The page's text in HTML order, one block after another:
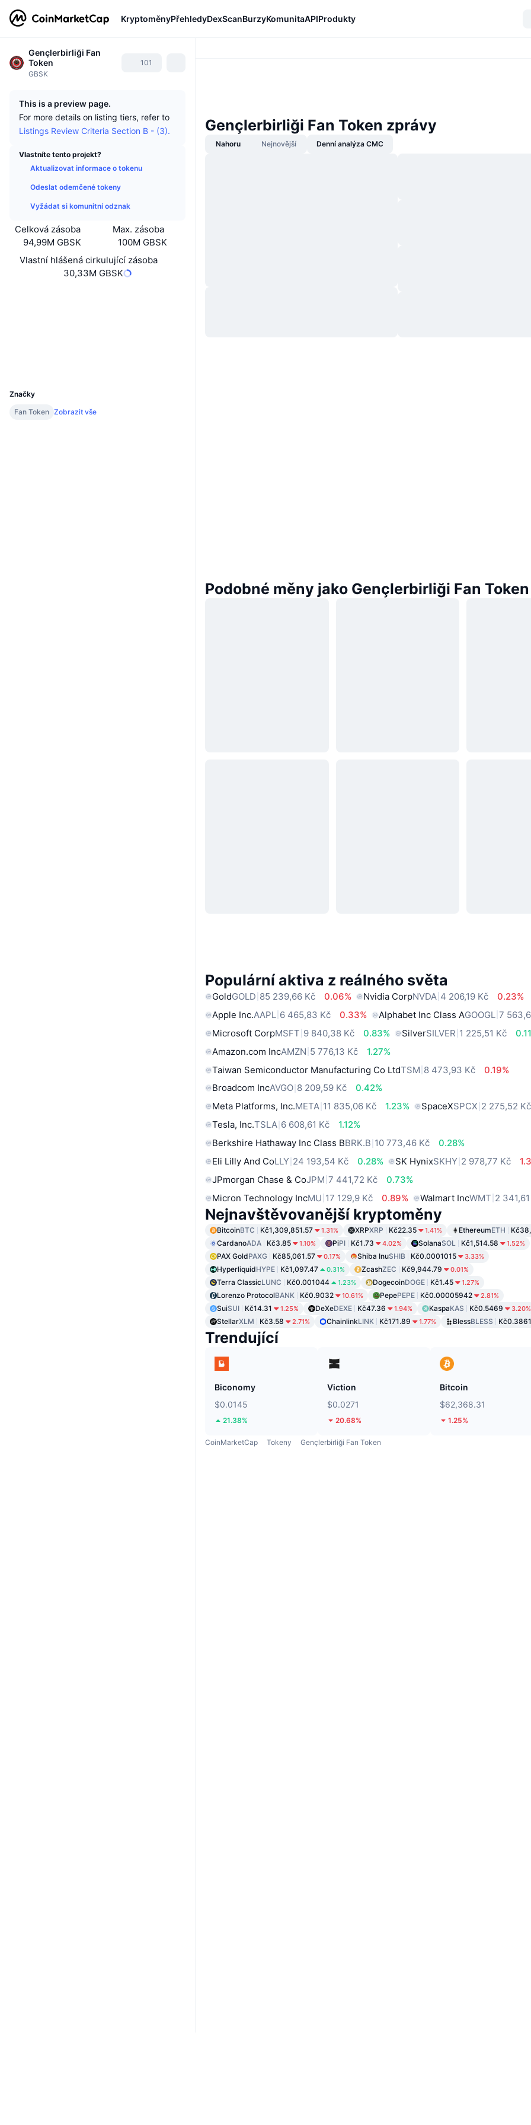
KryptoměnyPřehledyDexScanBurzyKomunitaAPIProdukty
Gençlerbirliği Fan
Token
GBSK
101
This is a preview page.
For more details on listing tiers, refer to
Listings Review Criteria Section B - (3).
Vlastníte tento projekt?
Aktualizovat informace o tokenu
Odeslat odemčené tokeny
Vyžádat si komunitní odznak
Celková zásoba
94,99M GBSK
Max. zásoba
100M GBSK
Vlastní hlášená cirkulující zásoba
30,33M GBSK
Značky
Fan Token Zobrazit vše
Gençlerbirliği Fan Token zprávy
Nahoru Nejnovější Denní analýza CMC
Podobné měny jako Gençlerbirliği Fan Token
Populární aktiva z reálného světa
GoldGOLD 85 239,66 Kč 0.06% Nvidia CorpNVDA 4 206,19 Kč
0.23%
Apple Inc.AAPL 6 465,83 Kč 0.33% Alphabet Inc Class AGOOGL 7
Microsoft CorpMSFT 9 840,38 Kč 0.83% SilverSILVER 1 225,51 Kč
Amazon.com IncAMZN 5 776,13 Kč
1.27%
Taiwan Semiconductor Manufacturing Co LtdTSM 8 473,93 Kč
0.19%
Broadcom IncAVGO 8 209,59 Kč
0.42%
Meta Platforms, Inc.META 11 835,06 Kč 1.23% SpaceXSPCX 2 275,52 Kč
Tesla, Inc.TSLA 6 608,61 Kč
1.12%
Berkshire Hathaway Inc Class BBRK.B 10 773,46 Kč
0.28%
Eli Lilly And CoLLY 24 193,54 Kč 0.28% SK HynixSKHY 2 978,77 Kč
JPmorgan Chase & CoJPM 7 441,72 Kč
0.73%
Micron Technology IncMU 17 129,9 Kč 0.89% Walmart IncWMT 2
Nejnavštěvovanější kryptoměny
BitcoinBTC Kč1,309,851.57 1.31% XRPXRP Kč22.35 1.41% EthereumETH
CardanoADA Kč3.85 1.10% PiPI Kč1.73 4.02% SolanaSOL Kč1,514.58 1.52%
PAX GoldPAXG Kč85,061.57 0.17% Shiba InuSHIB Kč0.0001015 3.33%
HyperliquidHYPE Kč1,097.47 0.31% ZcashZEC Kč9,944.79 0.01%
Terra ClassicLUNC Kč0.001044 1.23% DogecoinDOGE Kč1.45 1.27%
Lorenzo ProtocolBANK Kč0.9032 10.61% PepePEPE Kč0.00005942 2.81%
SuiSUI Kč14.31 1.25% DeXeDEXE Kč47.36 1.94% KaspaKAS Kč0.5469 3.20%
StellarXLM Kč3.58 2.71% ChainlinkLINK Kč171.89 1.77% BlessBLESS Kč0.3861
Trendující
Biconomy
$0.0145
21.38%
Viction
$0.0271
20.68%
Bitcoin
$62,368.31
1.25%
CoinMarketCap Tokeny Gençlerbirliği Fan Token